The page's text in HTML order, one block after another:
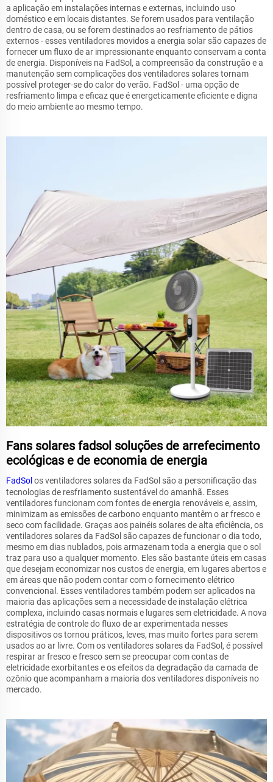
a aplicação em instalações internas e externas, incluindo uso
doméstico e em locais distantes. Se forem usados para ventilação
dentro de casa, ou se forem destinados ao resfriamento de pátios
externos - esses ventiladores movidos a energia solar são capazes de
fornecer um fluxo de ar impressionante enquanto conservam a conta
de energia. Disponíveis na FadSol, a compreensão da construção e a
manutenção sem complicações dos ventiladores solares tornam
possível proteger-se do calor do verão. FadSol - uma opção de
resfriamento limpa e eficaz que é energeticamente eficiente e digna
do meio ambiente ao mesmo tempo.
Fans solares fadsol soluções de arrefecimento
ecológicas e de economia de energia
FadSol os ventiladores solares da FadSol são a personificação das
tecnologias de resfriamento sustentável do amanhã. Esses
ventiladores funcionam com fontes de energia renováveis e, assim,
minimizam as emissões de carbono enquanto mantêm o ar fresco e
seco com facilidade. Graças aos painéis solares de alta eficiência, os
ventiladores solares da FadSol são capazes de funcionar o dia todo,
mesmo em dias nublados, pois armazenam toda a energia que o sol
traz para uso a qualquer momento. Eles são bastante úteis em casas
que desejam economizar nos custos de energia, em lugares abertos e
em áreas que não podem contar com o fornecimento elétrico
convencional. Esses ventiladores também podem ser aplicados na
maioria das aplicações sem a necessidade de instalação elétrica
complexa, incluindo casas normais e lugares sem eletricidade. A nova
estratégia de controle do fluxo de ar experimentada nesses
dispositivos os tornou práticos, leves, mas muito fortes para serem
usados ao ar livre. Com os ventiladores solares da FadSol, é possível
respirar ar fresco e fresco sem se preocupar com contas de
eletricidade exorbitantes e os efeitos da degradação da camada de
ozônio que acompanham a maioria dos ventiladores disponíveis no
mercado.